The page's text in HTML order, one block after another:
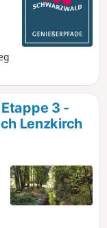
3 -
Lenzkirch